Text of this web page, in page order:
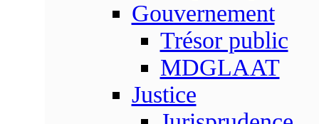
Gouvernement
Trésor public
MDGLAAT
Justice